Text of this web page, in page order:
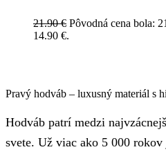
21.90€ Pôvodná cena bola:
14.90 €.
Pravý hodváb – luxusný materiál s
Hodváb patrí medzi
svete. Už viac ako 5 000